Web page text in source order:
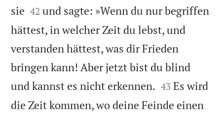
sie 

42 und sagte: »Wenn du nur begriffen
hättest, in welcher Zeit du lebst, und
verstanden hättest, was dir Frieden
bringen kann! Aber jetzt bist du blind
und kannst es nicht erkennen. 

43 Es wird
die Zeit kommen, wo deine Feinde einen